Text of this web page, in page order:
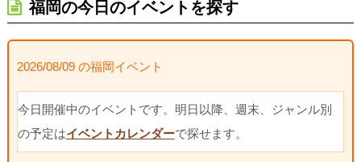
福岡の今日のイベントを探す
2026/08/09 の福岡イベント
今日開催中のイベントです。明日以降、週末、ジャンル別
の予定はイベントカレンダーで探せます。